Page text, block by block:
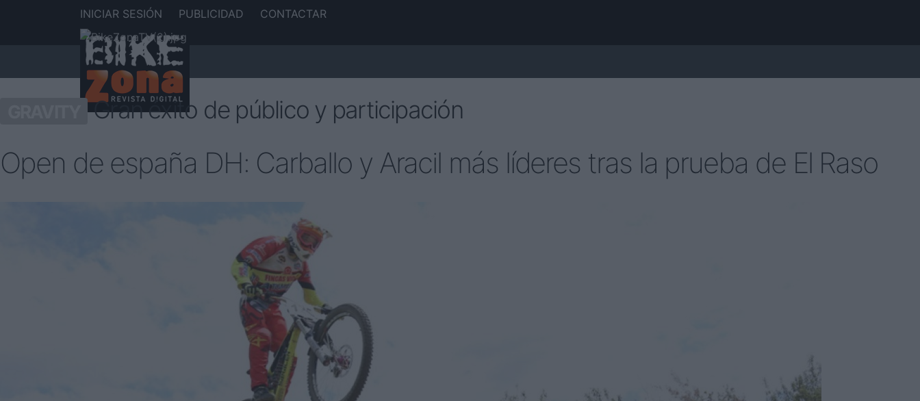
INICIAR SESIÓN PUBLICIDAD CONTACTAR
Gran éxito de público y participación
Open de españa DH: Carballo y Aracil más líderes tras la prueba de El Raso